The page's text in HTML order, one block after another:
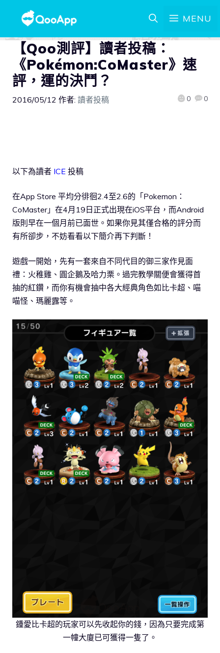
MENU
【Qoo測評】讀者投稿：
《Pokémon:CoMaster》速
評，運的決鬥？
2016/05/12 作者: 讀者投稿 0 0
以下為讀者 ICE 投稿
在App Store 平均分徘徊2.4至2.6的「Pokemon：
CoMaster」在4月19日正式出現在iOS平台，而Android
版則早在一個月前已面世。如果你見其僅合格的評分而
有所卻步，不妨看看以下簡介再下判斷！
遊戲一開始，先有一套來自不同代目的御三家作見面
禮：火稚雞、圓企鵝及哈力栗。過完教學關便會獲得首
抽的紅鑽，而你有機會抽中各大經典角色如比卡超、喵
喵怪、瑪麗露等。
鍾愛比卡超的玩家可以先收起你的錢，因為只要完成第
一幢大廈已可獲得一隻了。